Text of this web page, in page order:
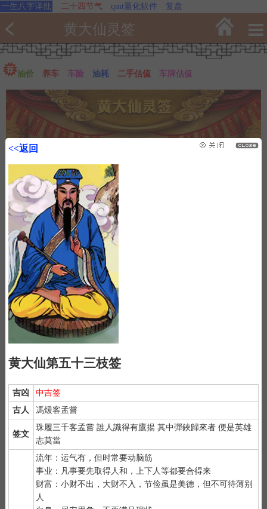
一生八字详批 二十四节气 qmt量化软件 复盘
黄大仙灵签
油价 养车 车险 油耗 二手估值 车牌估值
<<返回
黄大仙第五十三枝签
吉凶
中吉签
古人
馮煖客孟嘗
签文
珠履三千客孟嘗 誰人識得有鷹揚 其中彈鋏歸來者 便是英雄
志莫當
流年：运气有，但时常要动脑筋
事业：凡事要先取得人和，上下人等都要合得来
财富：小财不出，大财不入，节俭虽是美德，但不可待薄别
人